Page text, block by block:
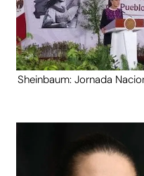
Sheinbaum: Jornada